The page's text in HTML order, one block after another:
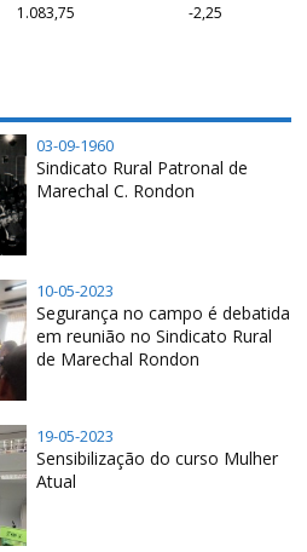
1.083,75 -2,25
03-09-1960
Sindicato Rural Patronal de
Marechal C. Rondon
10-05-2023
Segurança no campo é debatida
em reunião no Sindicato Rural
de Marechal Rondon
19-05-2023
Sensibilização do curso Mulher
Atual